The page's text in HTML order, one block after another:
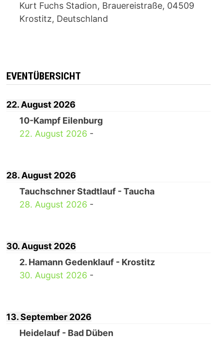
Kurt Fuchs Stadion, Brauereistraße, 04509
Krostitz, Deutschland
EVENTÜBERSICHT
22. August 2026
10-Kampf Eilenburg
22. August 2026 -
28. August 2026
Tauchschner Stadtlauf - Taucha
28. August 2026 -
30. August 2026
2. Hamann Gedenklauf - Krostitz
30. August 2026 -
13. September 2026
Heidelauf - Bad Düben